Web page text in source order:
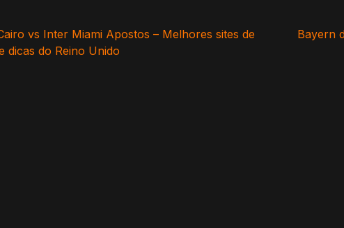
vs Inter Miami Apostos – Melhores sites de
dicas do Reino Unido
Bayern